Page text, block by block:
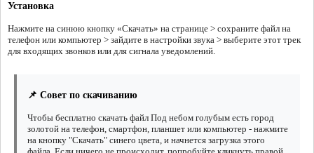
Установка
Нажмите на синюю кнопку «Скачать» на странице > сохраните файл на
телефон или компьютер > зайдите в настройки звука > выберите этот трек
для входящих звонков или для сигнала уведомлений.
📌 Совет по скачиванию
Чтобы бесплатно скачать файл Под небом голубым есть город
золотой на телефон, смартфон, планшет или компьютер - нажмите
на кнопку "Скачать" синего цвета, и начнется загрузка этого